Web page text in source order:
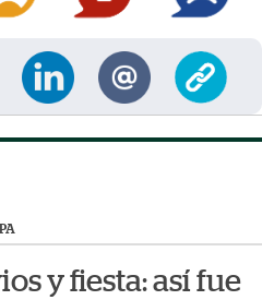
y fiesta: así fue